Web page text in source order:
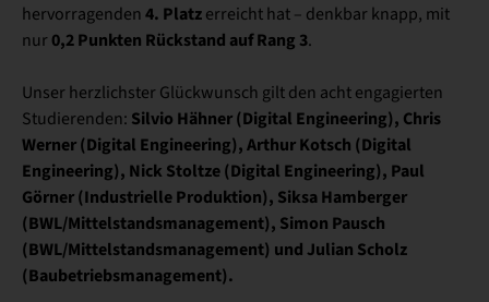
hervorragenden 4. Platz erreicht hat – denkbar knapp, mit
nur 0,2 Punkten Rückstand auf Rang 3.
Unser herzlichster Glückwunsch gilt den acht engagierten
Studierenden: Silvio Hähner (Digital Engineering), Chris
Werner (Digital Engineering), Arthur Kotsch (Digital
Engineering), Nick Stoltze (Digital Engineering), Paul
Görner (Industrielle Produktion), Siksa Hamberger
(BWL/Mittelstandsmanagement), Simon Pausch
(BWL/Mittelstandsmanagement) und Julian Scholz
(Baubetriebsmanagement).